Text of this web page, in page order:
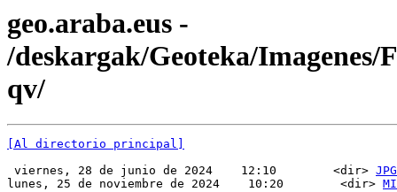
geo.araba.eus -
/deskargak/Geoteka/Imagenes/
qv/
[Al directorio principal]
viernes, 28 de junio de 2024    12:10        <dir> JPG
lunes, 25 de noviembre de 2024    10:20        <dir>